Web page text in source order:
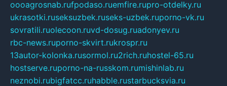
oooagrosnab.rufpodaso.ruemfire.rupro-otdelky.ru
ukrasotki.ruseksuzbek.ruseks-uzbek.ruporno-vk.ru
sovratili.ruolecoon.ruvd-dosug.ruadonyev.ru
rbc-news.ruporno-skvirt.rukrospr.ru
13autor-kolonka.rusormol.ru2rich.ruhostel-65.ru
hostserve.ruporno-na-russkom.rumishinlab.ru
neznobi.rubigfatcc.ruhabble.rustarbucksvia.ru